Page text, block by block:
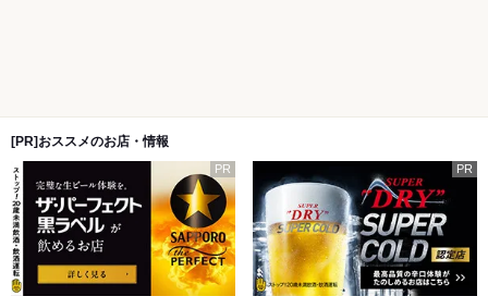
[PR]おススメのお店・情報
PR PR